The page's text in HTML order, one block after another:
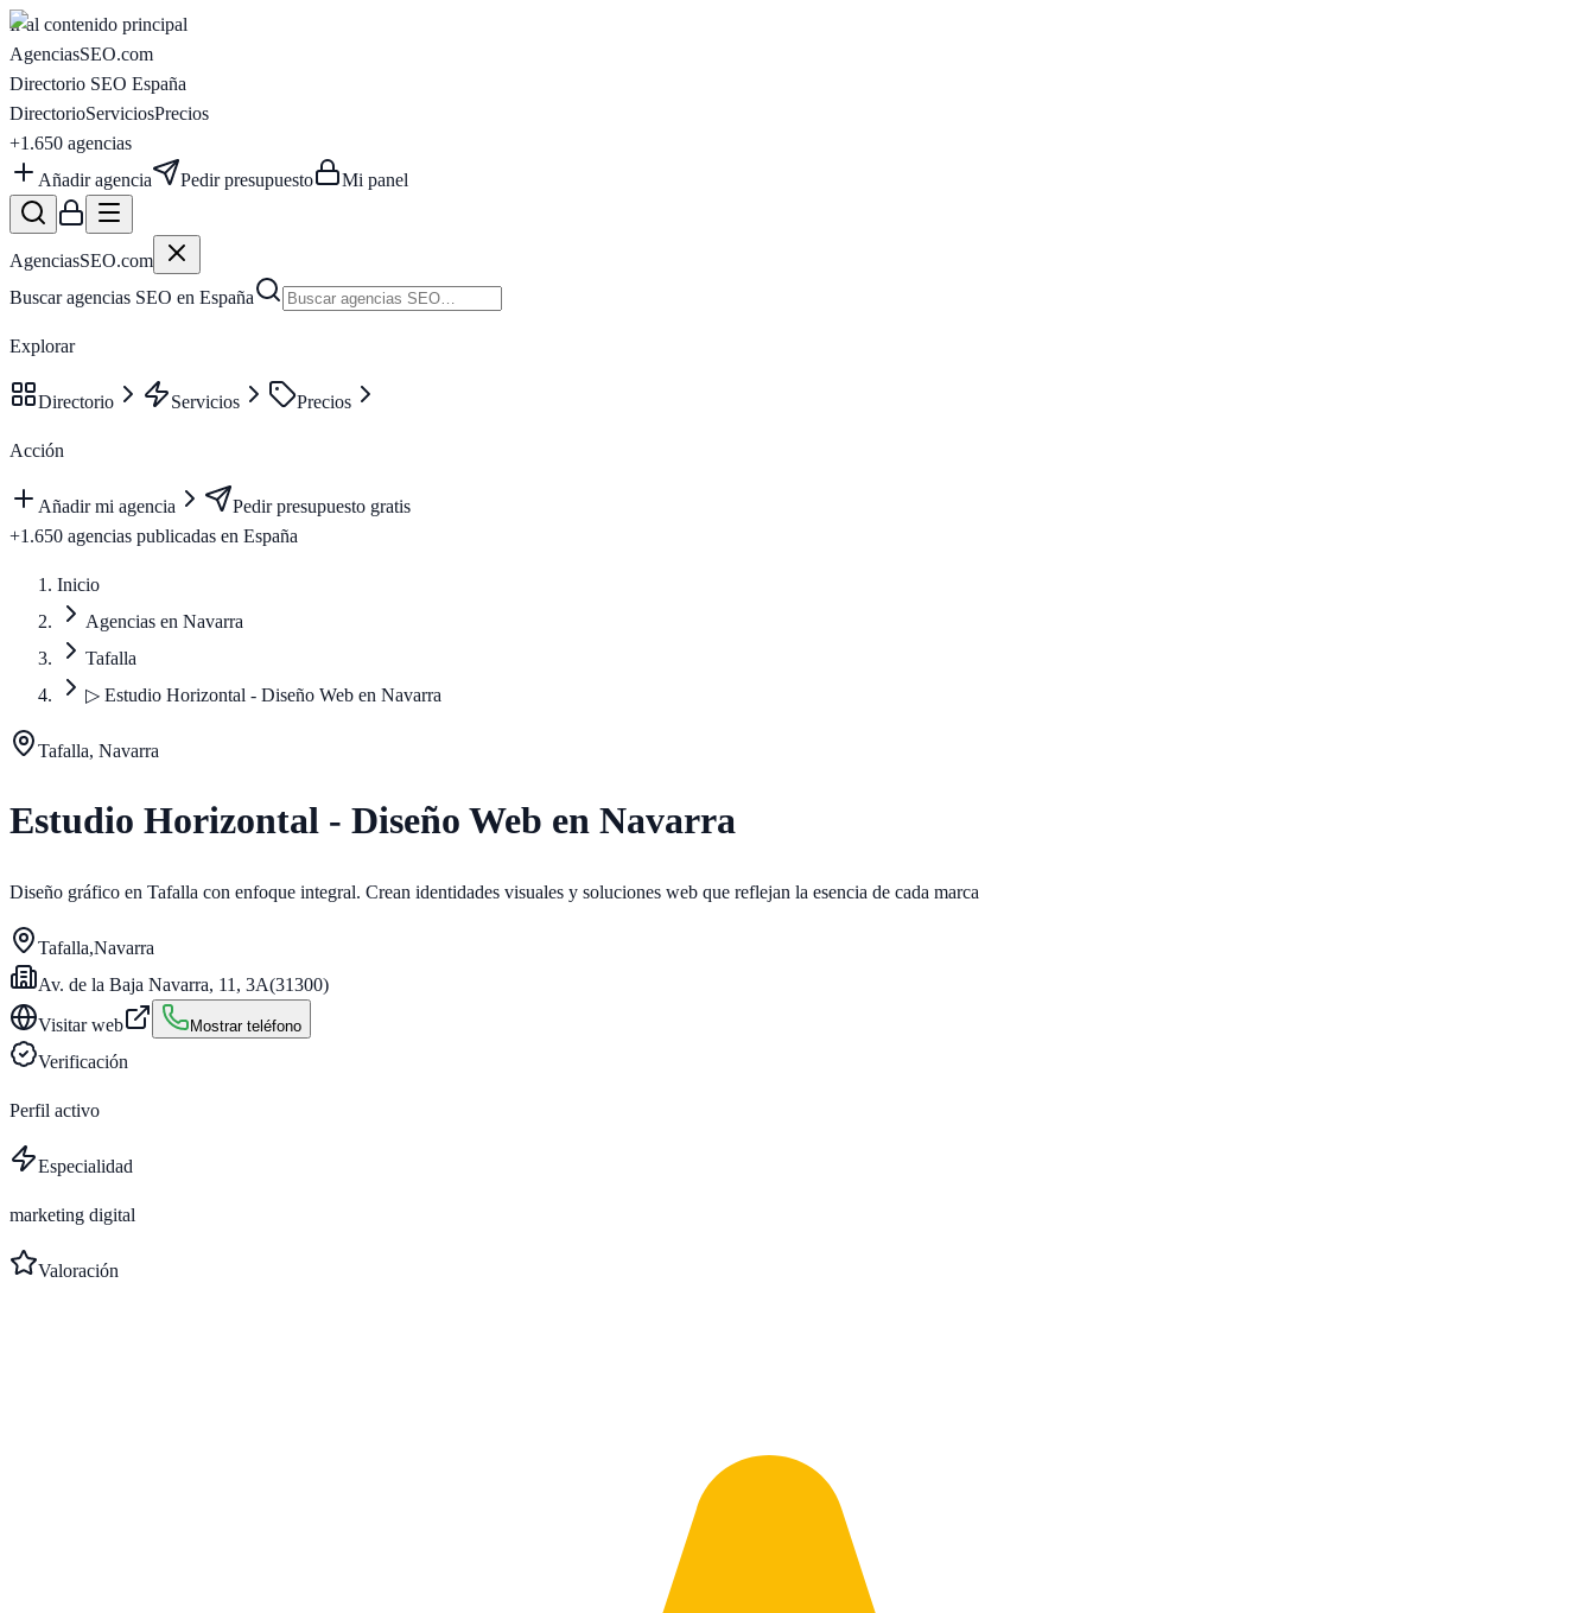
Ir al contenido principal
AgenciasSEO.com
Directorio SEO España
DirectorioServiciosPrecios
+1.650 agencias
Añadir agencia
Pedir presupuesto Mi panel
AgenciasSEO.com
Buscar agencias SEO en España
Explorar
Directorio Servicios Precios
Acción
Añadir mi agencia
Pedir presupuesto gratis
+1.650 agencias publicadas en España
Inicio
Agencias en Navarra
Tafalla
▷ Estudio Horizontal - Diseño Web en Navarra
Tafalla, Navarra
Estudio Horizontal - Diseño Web en Navarra
Diseño gráfico en Tafalla con enfoque integral. Crean identidades visuales y soluciones web que reflejan la esencia de cada marca
Tafalla,Navarra
Av. de la Baja Navarra, 11, 3A(31300)
Visitar web
Mostrar teléfono
Verificación
Perfil activo
Especialidad
marketing digital
Valoración